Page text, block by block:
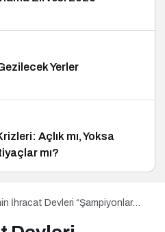
Yerler
Açlık mı, Yoksa
mı?
İhracat Devleri “Şampiyonlar